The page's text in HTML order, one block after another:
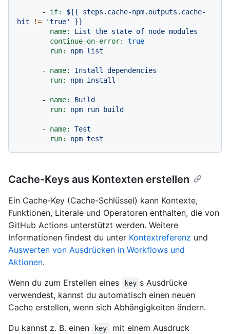
- if: ${{
steps.cache-npm.outputs.cache-
hit
!= 'true'
}}
name:
List the state of node modules
continue-on-error:
true
run:
npm list
- name: Install
dependencies
run:
npm install
- name:
Build
run:
npm run build
- name:
Test
run:
npm test
Cache-Keys aus Kontexten erstellen
Ein Cache-Key (Cache-Schlüssel) kann Kontexte,
Funktionen, Literale und Operatoren enthalten, die von
GitHub Actions unterstützt werden. Weitere
Informationen findest du unter Kontextreferenz und
Auswerten von Ausdrücken in Workflows und
Aktionen.
Wenn du zum Erstellen eines
key s Ausdrücke
verwendest, kannst du automatisch einen neuen
Cache erstellen, wenn sich Abhängigkeiten ändern.
Du kannst z. B. einen
key
mit einem Ausdruck